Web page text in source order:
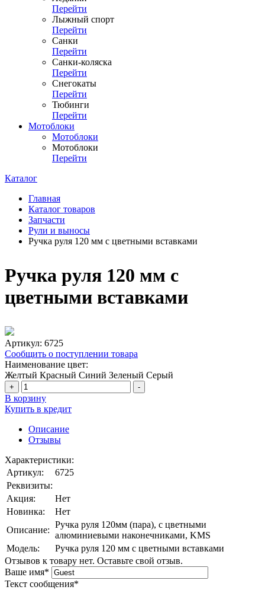
Перейти
Лыжный спорт
Перейти
Санки
Перейти
Санки-коляска
Перейти
Снегокаты
Перейти
Тюбинги
Перейти
Мотоблоки
Мотоблоки
Мотоблоки
Перейти
Каталог
Главная
Каталог товаров
Запчасти
Рули и выносы
Ручка руля 120 мм с цветными вставками
Ручка руля 120 мм с
цветными вставками
Артикул: 6725
Сообщить о поступлении товара
Наименование цвет:
Желтый Красный Синий Зеленый Серый
+ -
В корзину
Купить в кредит
Описание
Отзывы
Характеристики:
Артикул:
6725
Реквизиты:
Акция:
Нет
Новинка:
Нет
Описание:
Ручка руля 120мм (пара), с цветными
алюминиевыми наконечниками, KMS
Модель:
Ручка руля 120 мм с цветными вставками
Отзывов к товару нет. Оставьте свой отзыв.
Ваше имя*
Текст сообщения*